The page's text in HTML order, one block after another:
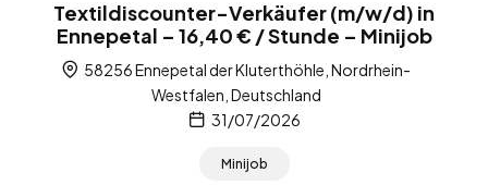
Textildiscounter-Verkäufer (m/w/d) in
Ennepetal – 16,40 € / Stunde – Minijob
58256 Ennepetal der Kluterthöhle, Nordrhein-
Westfalen, Deutschland
31/07/2026
Minijob